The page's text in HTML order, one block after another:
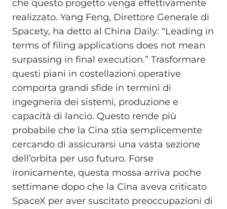
che questo progetto venga effettivamente
realizzato. Yang Feng, Direttore Generale di
Spacety, ha detto al China Daily: “Leading in
terms of filing applications does not mean
surpassing in final execution.” Trasformare
questi piani in costellazioni operative
comporta grandi sfide in termini di
ingegneria dei sistemi, produzione e
capacità di lancio. Questo rende più
probabile che la Cina stia semplicemente
cercando di assicurarsi una vasta sezione
dell’orbita per uso futuro. Forse
ironicamente, questa mossa arriva poche
settimane dopo che la Cina aveva criticato
SpaceX per aver suscitato preoccupazioni di